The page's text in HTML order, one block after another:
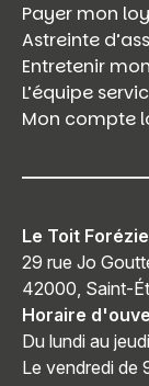
Payer mon
Astreinte
Entretenir
L’équipe
Mon compte
Le Toit
29 rue Jo
42000, Saint-
Horaire
Du lundi au
Le vendredi de